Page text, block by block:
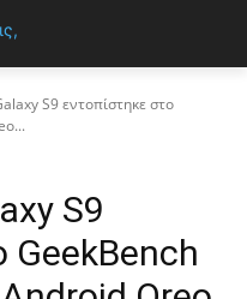
S9 εντοπίστηκε στο
S9
GeekBench